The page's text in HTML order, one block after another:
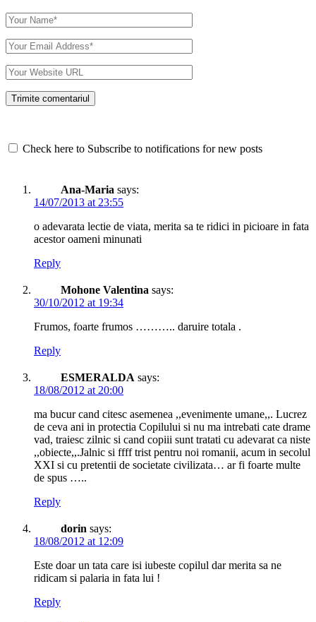
Check here to Subscribe to notifications for new posts
Ana-Maria says:
14/07/2013 at 23:55
o adevarata lectie de viata, merita sa te ridici in picioare in fata
acestor oameni minunati
Reply
Mohone Valentina says:
30/10/2012 at 19:34
Frumos, foarte frumos ……….. daruire totala .
Reply
ESMERALDA says:
18/08/2012 at 20:00
ma bucur cand citesc asemenea ,,evenimente umane,,. Lucrez
de ceva ani in protectia Copilului si nu ma intrebati cate drame
vad, traiesc zilnic si cand copiii sunt tratati cu adevarat ca niste
,,obiecte,,.Jalnic si ffff trist pentru noi romanii, acum in secolul
XXI si cu pretentii de societate civilizata… ar fi foarte multe
de spus …..
Reply
dorin says:
18/08/2012 at 12:09
Este doar un tata care isi iubeste copilul dar merita sa ne
ridicam si palaria in fata lui !
Reply